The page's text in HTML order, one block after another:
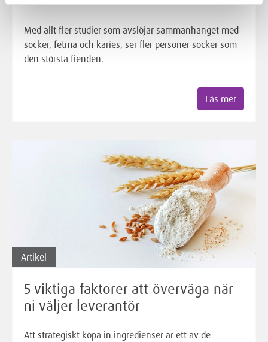
Med allt fler studier som avslöjar sammanhanget med
socker, fetma och karies, ser fler personer socker som
den största fienden.
Läs mer
Artikel
5 viktiga faktorer att överväga när
ni väljer leverantör
Att strategiskt köpa in ingredienser är ett av de